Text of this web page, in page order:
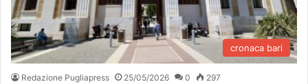
cronaca bari
Redazione Pugliapress 25/05/2026 0 297